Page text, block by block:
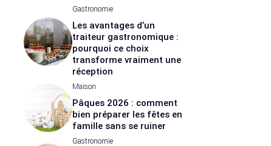
Gastronomie
Les avantages d’un
traiteur gastronomique :
pourquoi ce choix
transforme vraiment une
réception
Maison
Pâques 2026 : comment
bien préparer les fêtes en
famille sans se ruiner
Gastronomie